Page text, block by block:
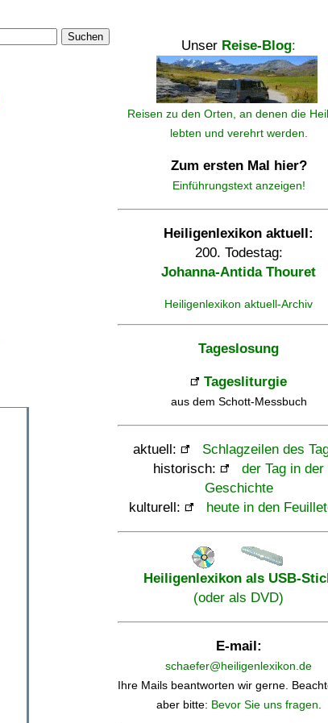
Suchen
Unser Reise-Blog:
Reisen zu den Orten, an denen die
lebten und verehrt werden.
Zum ersten Mal hier?
Einführungstext anzeigen!
Heiligenlexikon aktuell:
200. Todestag:
Johanna-Antida Thouret
Heiligenlexikon aktuell-Archiv
Tageslosung
Tagesliturgie
aus dem Schott-Messbuch
aktuell:
Schlagzeilen des
historisch:
der Tag in der
Geschichte
kulturell:
heute in den
Heiligenlexikon als USB-
(oder als DVD)
E-mail:
schaefer@heiligenlexikon.de
Ihre Mails beantworten wir gerne.
aber bitte: Bevor Sie uns fragen.